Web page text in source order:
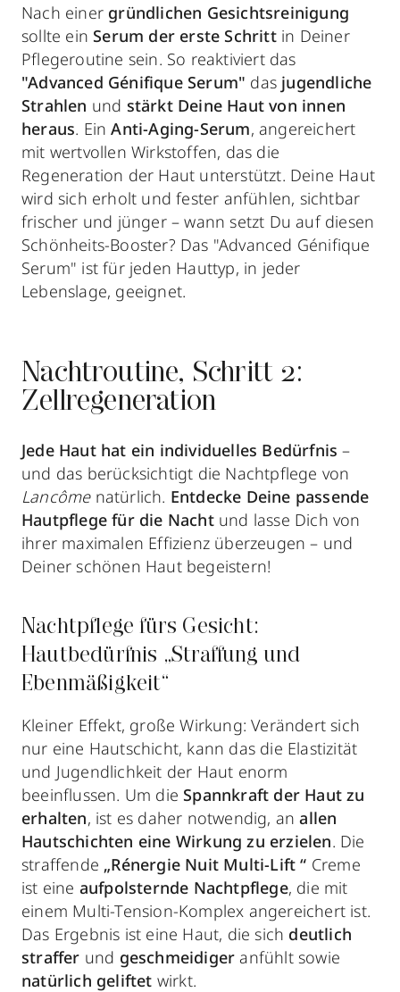
Nach einer gründlichen Gesichtsreinigung
sollte ein Serum der erste Schritt in Deiner
Pflegeroutine sein. So reaktiviert das
"Advanced Génifique Serum" das jugendliche
Strahlen und stärkt Deine Haut von innen
heraus. EinAnti-Aging-Serum, angereichert
mit wertvollen Wirkstoffen, das die
Regeneration der Haut unterstützt. Deine Haut
wird sich erholt und fester anfühlen, sichtbar
frischer und jünger – wann setzt Du auf diesen
Schönheits-Booster? Das "Advanced Génifique
Serum" ist für jeden Hauttyp, in jeder
Lebenslage, geeignet.
Nachtroutine, Schritt 2:
Zellregeneration
Jede Haut hat ein individuelles Bedürfnis–
und das berücksichtigt die Nachtpflege von
Lancôme natürlich. Entdecke Deine passende
Hautpflege für die Nachtund lasse Dich von
ihrer maximalen Effizienz überzeugen – und
Deiner schönen Haut begeistern!
Nachtpflege fürs Gesicht:
Hautbedürfnis „Straffung und
Ebenmäßigkeit“
Kleiner Effekt, große Wirkung: Verändert sich
nur eine Hautschicht, kann das die Elastizität
und Jugendlichkeit der Haut enorm
beeinflussen. Um die Spannkraft der Haut zu
erhalten, ist es daher notwendig, anallen
Hautschichten eine Wirkung zu erzielen. Die
straffende „Rénergie Nuit Multi-Lift “ Creme
ist eine aufpolsternde Nachtpflege, die mit
einem Multi-Tension-Komplex angereichert ist.
Das Ergebnis ist eine Haut, die sich deutlich
straffer und geschmeidigeranfühlt sowie
natürlich geliftet wirkt.